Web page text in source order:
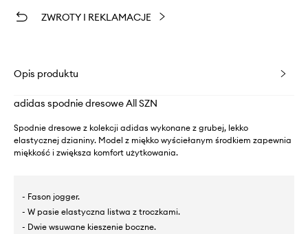
ZWROTY I REKLAMACJE
Opis produktu
adidas spodnie dresowe All SZN
Spodnie dresowe z kolekcji adidas wykonane z grubej, lekko
elastycznej dzianiny. Model z miękko wyściełanym środkiem zapewnia
miękkość i zwiększa komfort użytkowania.
- Fason jogger.
- W pasie elastyczna listwa z troczkami.
- Dwie wsuwane kieszenie boczne.